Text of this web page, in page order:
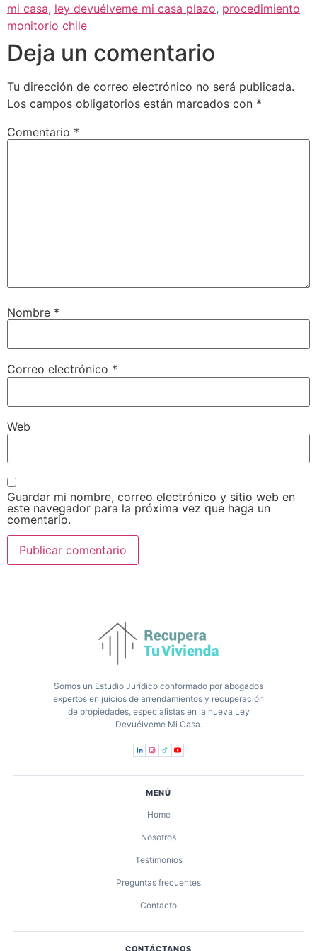
mi casa, ley devuélveme mi casa plazo, procedimiento
monitorio chile
Deja un comentario
Tu dirección de correo electrónico no será publicada.
Los campos obligatorios están marcados con *
Comentario *
Nombre *
Correo electrónico *
Web
Guardar mi nombre, correo electrónico y sitio web en
este navegador para la próxima vez que haga un
comentario.
Somos un Estudio Jurídico conformado por abogados
expertos en juicios de arrendamientos y recuperación
de propiedades, especialistas en la nueva Ley
Devuélveme Mi Casa.
MENÚ
Home
Nosotros
Testimonios
Preguntas frecuentes
Contacto